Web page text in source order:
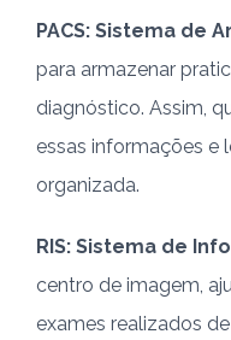
PACS: Sistema de
para armazenar
diagnóstico. Assim,
essas informações e
organizada.
RIS: Sistema de
centro de imagem,
exames realizados